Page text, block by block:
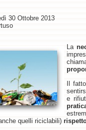
30 Ottobre 2013
La
Il
e
quelli riciclabili)